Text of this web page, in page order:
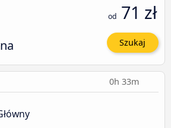
od 71 zł
Szukaj
0h 33m